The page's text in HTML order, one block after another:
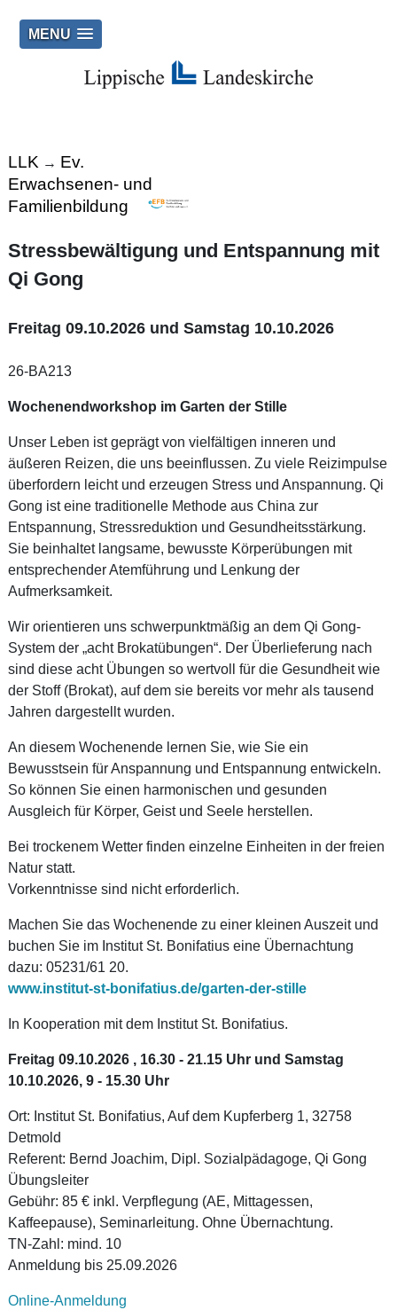
MENU
LLK → Ev.
Erwachsenen- und
Familienbildung
Stressbewältigung und Entspannung mit
Qi Gong
Freitag 09.10.2026 und Samstag 10.10.2026
26-BA213
Wochenendworkshop im Garten der Stille
Unser Leben ist geprägt von vielfältigen inneren und
äußeren Reizen, die uns beeinflussen. Zu viele Reizimpulse
überfordern leicht und erzeugen Stress und Anspannung. Qi
Gong ist eine traditionelle Methode aus China zur
Entspannung, Stressreduktion und Gesundheitsstärkung.
Sie beinhaltet langsame, bewusste Körperübungen mit
entsprechender Atemführung und Lenkung der
Aufmerksamkeit.
Wir orientieren uns schwerpunktmäßig an dem Qi Gong-
System der „acht Brokatübungen“. Der Überlieferung nach
sind diese acht Übungen so wertvoll für die Gesundheit wie
der Stoff (Brokat), auf dem sie bereits vor mehr als tausend
Jahren dargestellt wurden.
An diesem Wochenende lernen Sie, wie Sie ein
Bewusstsein für Anspannung und Entspannung entwickeln.
So können Sie einen harmonischen und gesunden
Ausgleich für Körper, Geist und Seele herstellen.
Bei trockenem Wetter finden einzelne Einheiten in der freien
Natur statt.
Vorkenntnisse sind nicht erforderlich.
Machen Sie das Wochenende zu einer kleinen Auszeit und
buchen Sie im Institut St. Bonifatius eine Übernachtung
dazu: 05231/61 20.
www.institut-st-bonifatius.de/garten-der-stille
In Kooperation mit dem Institut St. Bonifatius.
Freitag 09.10.2026 , 16.30 - 21.15 Uhr und Samstag
10.10.2026, 9 - 15.30 Uhr
Ort: Institut St. Bonifatius, Auf dem Kupferberg 1, 32758
Detmold
Referent: Bernd Joachim, Dipl. Sozialpädagoge, Qi Gong
Übungsleiter
Gebühr: 85 € inkl. Verpflegung (AE, Mittagessen,
Kaffeepause), Seminarleitung. Ohne Übernachtung.
TN-Zahl: mind. 10
Anmeldung bis 25.09.2026
Online-Anmeldung